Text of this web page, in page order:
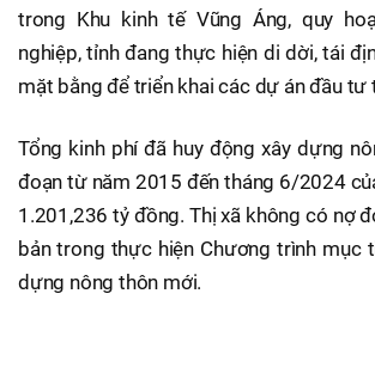
trong Khu kinh tế Vũng Áng, quy
nghiệp, tỉnh đang thực hiện di dời, tái
mặt bằng để triển khai các dự án đầu tư
Tổng kinh phí đã huy động xây dựng
đoạn từ năm 2015 đến tháng 6/2024
1.201,236 tỷ đồng. Thị xã không có nợ
bản trong thực hiện Chương trình mục
dựng nông thôn mới.